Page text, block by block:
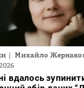
Михайло
вдалось